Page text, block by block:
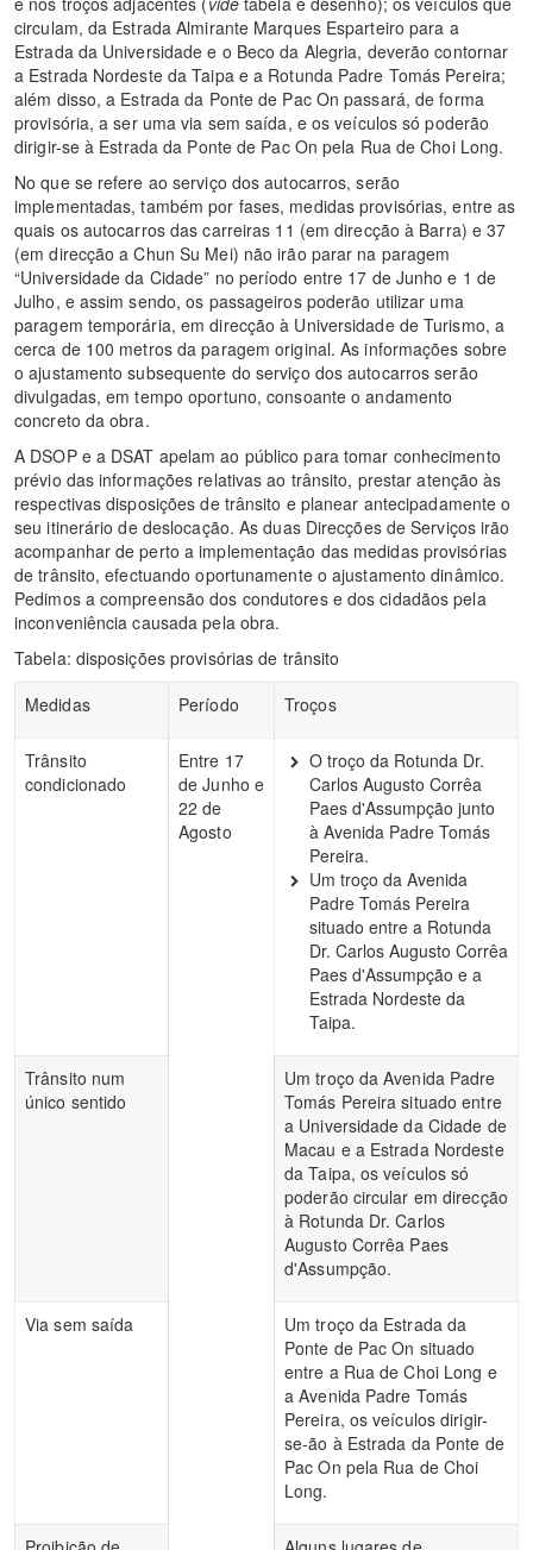
circulam, da Estrada Almirante Marques Esparteiro para a
Estrada da Universidade e o Beco da Alegria, deverão contornar
a Estrada Nordeste da Taipa e a Rotunda Padre Tomás Pereira;
além disso, a Estrada da Ponte de Pac On passará, de forma
provisória, a ser uma via sem saída, e os veículos só poderão
dirigir-se à Estrada da Ponte de Pac On pela Rua de Choi Long.
No que se refere ao serviço dos autocarros, serão
implementadas, também por fases, medidas provisórias, entre as
quais os autocarros das carreiras 11 (em direcção à Barra) e 37
(em direcção a Chun Su Mei) não irão parar na paragem
“Universidade da Cidade” no período entre 17 de Junho e 1 de
Julho, e assim sendo, os passageiros poderão utilizar uma
paragem temporária, em direcção à Universidade de Turismo, a
cerca de 100 metros da paragem original. As informações sobre
o ajustamento subsequente do serviço dos autocarros serão
divulgadas, em tempo oportuno, consoante o andamento
concreto da obra.
A DSOP e a DSAT apelam ao público para tomar conhecimento
prévio das informações relativas ao trânsito, prestar atenção às
respectivas disposições de trânsito e planear antecipadamente o
seu itinerário de deslocação. As duas Direcções de Serviços irão
acompanhar de perto a implementação das medidas provisórias
de trânsito, efectuando oportunamente o ajustamento dinâmico.
Pedimos a compreensão dos condutores e dos cidadãos pela
inconveniência causada pela obra.
Tabela: disposições provisórias de trânsito
Medidas
Período Troços
Trânsito
condicionado
Entre 17
de Junho e
22 de
Agosto
O troço da Rotunda Dr.
Carlos Augusto Corrêa
Paes d'Assumpção junto
à Avenida Padre Tomás
Pereira.
Um troço da Avenida
Padre Tomás Pereira
situado entre a Rotunda
Dr. Carlos Augusto Corrêa
Paes d'Assumpção e a
Estrada Nordeste da
Taipa.
Trânsito num
único sentido
Um troço da Avenida Padre
Tomás Pereira situado entre
a Universidade da Cidade de
Macau e a Estrada Nordeste
da Taipa, os veículos só
poderão circular em direcção
à Rotunda Dr. Carlos
Augusto Corrêa Paes
d'Assumpção.
Via sem saída
Um troço da Estrada da
Ponte de Pac On situado
entre a Rua de Choi Long e
a Avenida Padre Tomás
Pereira, os veículos dirigir-
se-ão à Estrada da Ponte de
Pac On pela Rua de Choi
Long.